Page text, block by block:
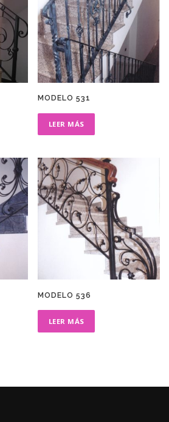
MODELO 531
LEER MÁS
MODELO 536
LEER MÁS